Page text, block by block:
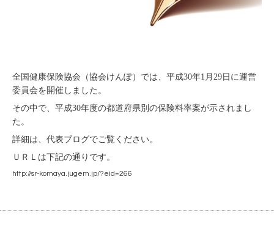
全国健康保険協会（協会けんぽ）では、平成30年1月29日に運営
委員会を開催しました。
その中で、平成30年度の都道府県別の保険料率案が示されまし
た。
詳細は、代表ブログでご覧ください。
ＵＲＬは下記の通りです。
http://sr-komaya.jugem.jp/?eid=266